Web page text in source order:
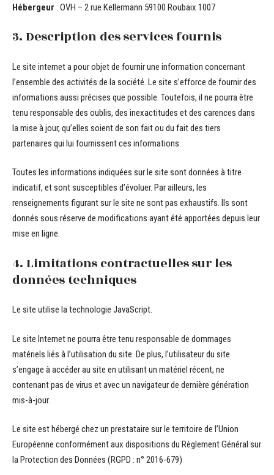
Hébergeur : OVH – 2 rue Kellermann 59100 Roubaix 1007
3. Description des services fournis
Le site internet a pour objet de fournir une information concernant
l’ensemble des activités de la société. Le site s’efforce de fournir des
informations aussi précises que possible. Toutefois, il ne pourra être
tenu responsable des oublis, des inexactitudes et des carences dans
la mise à jour, qu’elles soient de son fait ou du fait des tiers
partenaires qui lui fournissent ces informations.
Toutes les informations indiquées sur le site sont données à titre
indicatif, et sont susceptibles d’évoluer. Par ailleurs, les
renseignements figurant sur le site ne sont pas exhaustifs. Ils sont
donnés sous réserve de modifications ayant été apportées depuis leur
mise en ligne.
4. Limitations contractuelles sur les
données techniques
Le site utilise la technologie JavaScript.
Le site Internet ne pourra être tenu responsable de dommages
matériels liés à l’utilisation du site. De plus, l’utilisateur du site
s’engage à accéder au site en utilisant un matériel récent, ne
contenant pas de virus et avec un navigateur de dernière génération
mis-à-jour.
Le site est hébergé chez un prestataire sur le territoire de l’Union
Européenne conformément aux dispositions du Règlement Général sur
la Protection des Données (RGPD : n° 2016-679)